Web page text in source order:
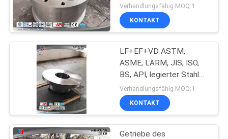
ÜBER
UNS
FABRIK-
AUSFLUG
QUALITÄTSKONTROLLE
Verhandlungsfähig MOQ:1
KONTAKT
LF+EF+VD ASTM,
ASME, LÄRM, JIS, ISO,
BS, API, legierter Stahl
en 4140 verbindene
kundenspezifische
Schmieden
Verhandlungsfähig MOQ:1
KONTAKT
Getriebe des